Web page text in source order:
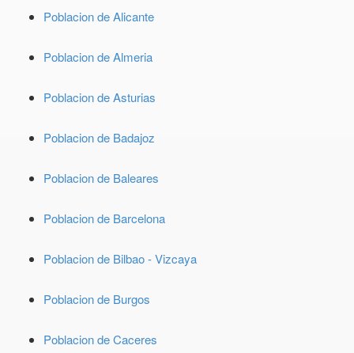
Poblacion de Alicante
Poblacion de Almeria
Poblacion de Asturias
Poblacion de Badajoz
Poblacion de Baleares
Poblacion de Barcelona
Poblacion de Bilbao - Vizcaya
Poblacion de Burgos
Poblacion de Caceres